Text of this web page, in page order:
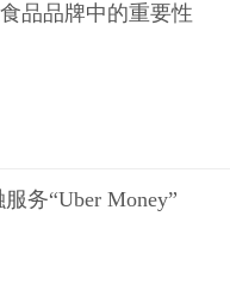
品品牌中的重要性
务“Uber Money”